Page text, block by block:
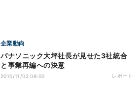
企業動向
パナソニック大坪社長が見せた3社統合
と事業再編への決意
2010/11/02 09:00 レポート